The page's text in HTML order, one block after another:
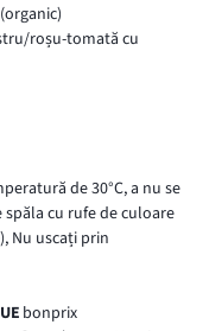
roșu-tomată cu
de 30°C, a nu se
cu rufe de culoare
Nu uscați prin
bonprix